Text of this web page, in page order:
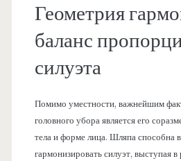
Геометрия
баланс
силуэта
Помимо уместности, важнейшим
головного убора является его
тела и форме лица. Шляпа способна
гармонизировать силуэт, выступая